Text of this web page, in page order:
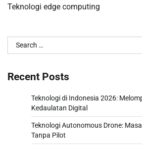
Teknologi edge computing
Search
for:
Recent Posts
Teknologi di Indonesia 2026:
Kedaulatan Digital
Teknologi Autonomous Drone:
Tanpa Pilot